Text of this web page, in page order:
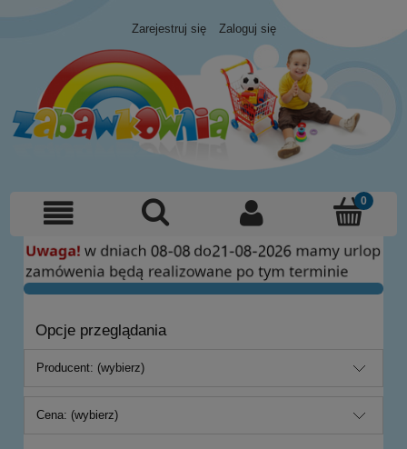
Zarejestruj się Zaloguj się
Opcje przeglądania
Producent: (wybierz)
Cena: (wybierz)